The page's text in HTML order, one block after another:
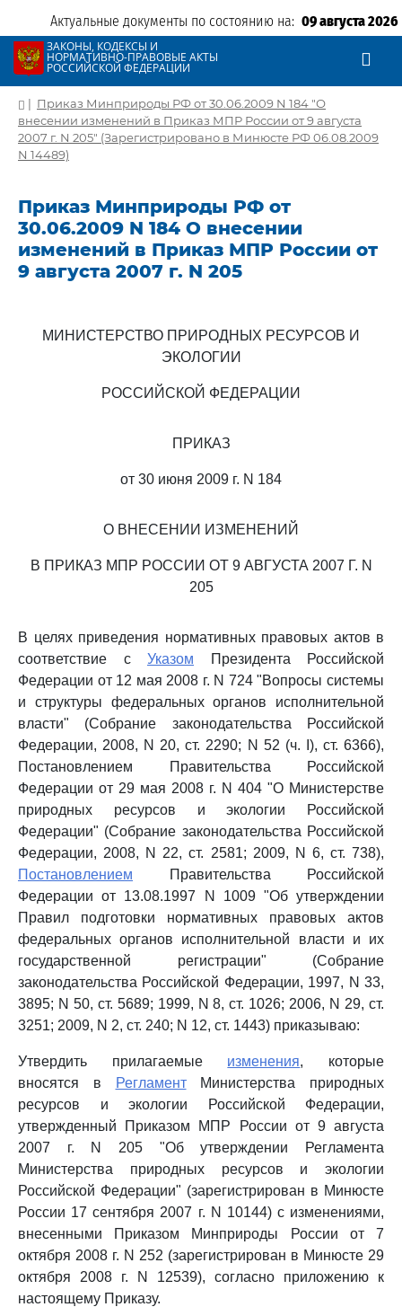
Актуальные документы по состоянию на: 09 августа 2026
ЗАКОНЫ, КОДЕКСЫ И
НОРМАТИВНО-ПРАВОВЫЕ АКТЫ
РОССИЙСКОЙ ФЕДЕРАЦИИ
| Приказ Минприроды РФ от 30.06.2009 N 184 "О
внесении изменений в Приказ МПР России от 9 августа
2007 г. N 205" (Зарегистрировано в Минюсте РФ 06.08.2009
N 14489)
Приказ Минприроды РФ от
30.06.2009 N 184 О внесении
изменений в Приказ МПР России от
9 августа 2007 г. N 205
МИНИСТЕРСТВО ПРИРОДНЫХ РЕСУРСОВ И
ЭКОЛОГИИ
РОССИЙСКОЙ ФЕДЕРАЦИИ
ПРИКАЗ
от 30 июня 2009 г. N 184
О ВНЕСЕНИИ ИЗМЕНЕНИЙ
В ПРИКАЗ МПР РОССИИ ОТ 9 АВГУСТА 2007 Г. N
205
В целях приведения нормативных правовых актов в
соответствие с Указом Президента Российской
Федерации от 12 мая 2008 г. N 724 "Вопросы системы
и структуры федеральных органов исполнительной
власти" (Собрание законодательства Российской
Федерации, 2008, N 20, ст. 2290; N 52 (ч. I), ст. 6366),
Постановлением Правительства Российской
Федерации от 29 мая 2008 г. N 404 "О Министерстве
природных ресурсов и экологии Российской
Федерации" (Собрание законодательства Российской
Федерации, 2008, N 22, ст. 2581; 2009, N 6, ст. 738),
Постановлением Правительства Российской
Федерации от 13.08.1997 N 1009 "Об утверждении
Правил подготовки нормативных правовых актов
федеральных органов исполнительной власти и их
государственной регистрации" (Собрание
законодательства Российской Федерации, 1997, N 33,
3895; N 50, ст. 5689; 1999, N 8, ст. 1026; 2006, N 29, ст.
3251; 2009, N 2, ст. 240; N 12, ст. 1443) приказываю:
Утвердить прилагаемые изменения, которые
вносятся в
РегламентМинистерства природных
ресурсов и экологии Российской Федерации,
утвержденный Приказом МПР России от 9 августа
2007 г. N 205 "Об утверждении Регламента
Министерства природных ресурсов и экологии
Российской Федерации" (зарегистрирован в Минюсте
России 17 сентября 2007 г. N 10144) с изменениями,
внесенными Приказом Минприроды России от 7
октября 2008 г. N 252 (зарегистрирован в Минюсте 29
октября 2008 г. N 12539), согласно приложению к
настоящему Приказу.